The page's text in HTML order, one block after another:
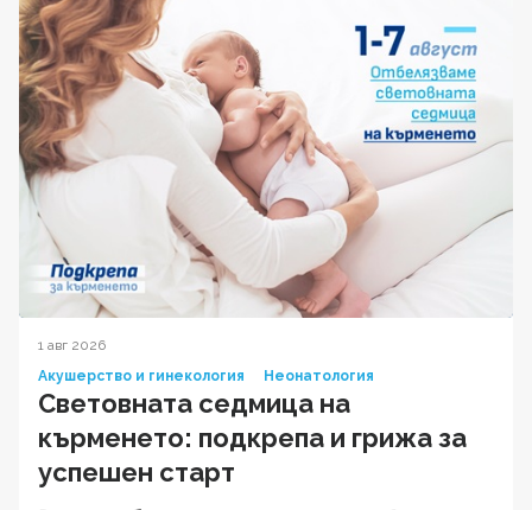
1 авг 2026
Акушерство и гинекология
Неонатология
Световната седмица на
кърменето: подкрепа и грижа за
успешен старт